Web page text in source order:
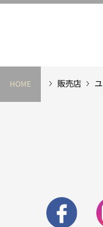
HOME 販売店